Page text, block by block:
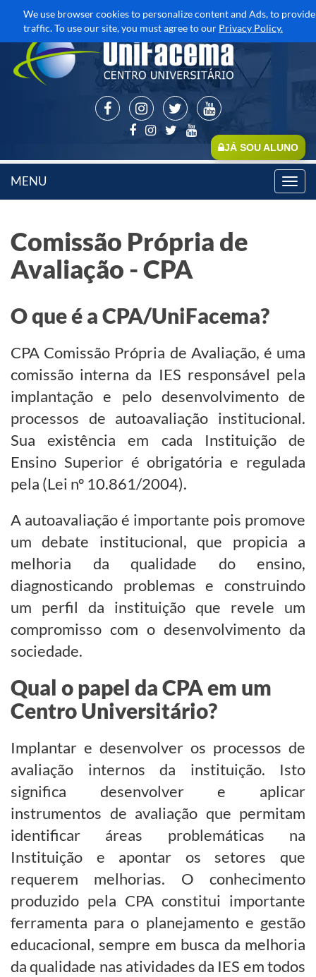
We use browser cookies to personalize content and Ads, to
traffic. To use our site, you must agree to our Privacy Policy.
JÁ SOU ALUNO
MENU
Comissão Própria de
Avaliação - CPA
O que é a CPA/UniFacema?
CPA Comissão Própria de Avaliação, é uma
comissão interna da IES responsável pela
implantação e pelo desenvolvimento de
processos de autoavaliação institucional.
Sua existência em cada Instituição de
Ensino Superior é obrigatória e regulada
pela (Lei nº 10.861/2004).
A autoavaliação é importante pois promove
um debate institucional, que propicia a
melhoria da qualidade do ensino,
diagnosticando problemas e construindo
um perfil da instituição que revele um
compromisso com o desenvolvimento da
sociedade.
Qual o papel da CPA em um
Centro Universitário?
Implantar e desenvolver os processos de
avaliação internos da instituição. Isto
significa desenvolver e aplicar
instrumentos de avaliação que permitam
identificar áreas problemáticas na
Instituição e apontar os setores que
requerem melhorias. O conhecimento
produzido pela CPA constitui importante
ferramenta para o planejamento e gestão
educacional, sempre em busca da melhoria
da qualidade nas atividades da IES em todos